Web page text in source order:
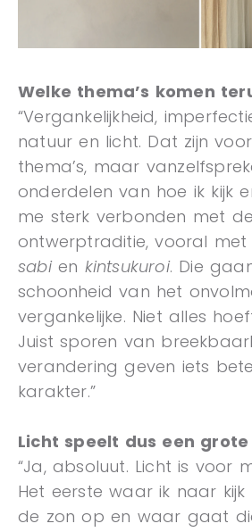
Welke thema’s komen
“Vergankelijkheid,
natuur en licht. Dat zijn
thema’s, maar
onderdelen van hoe ik kijk
me sterk verbonden met
ontwerptraditie, vooral met
sabien kintsukuroi. Die
schoonheid van het
vergankelijke. Niet alles
Juist sporen van
verandering geven iets
karakter.”
Licht speelt dus een grote
“Ja, absoluut. Licht is voor
Het eerste waar ik naar
de zon op en waar gaat